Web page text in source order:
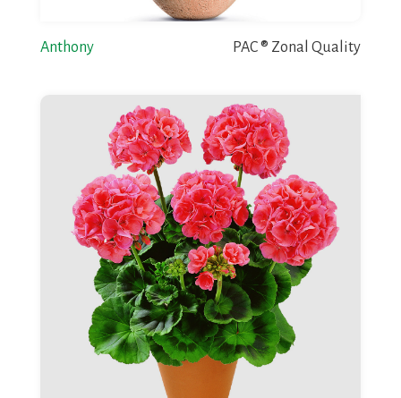
Anthony PAC ® Zonal Quality